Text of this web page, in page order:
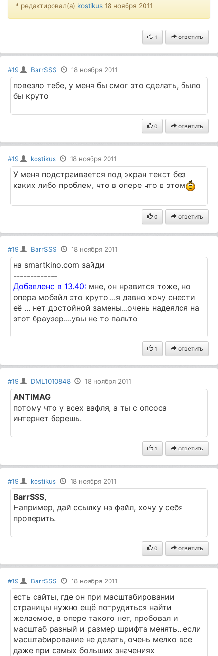
* редактировал(а) kostikus 18 ноября 2011
1 ответить
#19 BarrSSS 18 ноября 2011
повезло тебе, у меня бы смог это сделать, было
бы круто
0 ответить
#19 kostikus 18 ноября 2011
У меня подстраивается под экран текст без
каких либо проблем, что в опере что в этом
0 ответить
#19 BarrSSS 18 ноября 2011
на smartkino.com зайди
-------------
Добавлено в 13.40: мне, он нравится тоже, но
опера мобайл это круто....я давно хочу снести
её ... нет достойной замены...очень надеялся на
этот браузер....увы не то пальто
1 ответить
#19 DML1010848 18 ноября 2011
ANTIMAG
потому что у всех вафля, а ты с опсоса
интернет берешь.
1 ответить
#19 kostikus 18 ноября 2011
BarrSSS,
Например, дай ссылку на файл, хочу у себя
проверить.
0 ответить
#19 BarrSSS 18 ноября 2011
есть сайты, где он при масштабировании
страницы нужно ещё потрудиться найти
желаемое, в опере такого нет, пробовал и
масштаб разный и размер шрифта менять...если
масштабирование не делать, очень мелко всё
даже при самых больших значениях